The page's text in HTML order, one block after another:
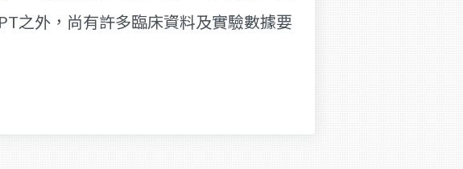
之外，尚有許多臨床資料及實驗數據要